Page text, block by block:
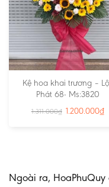
Kệ hoa khai trương –
Phát 68- Ms:3820
1.311.000₫ 1.200.000₫
Ngoài ra,